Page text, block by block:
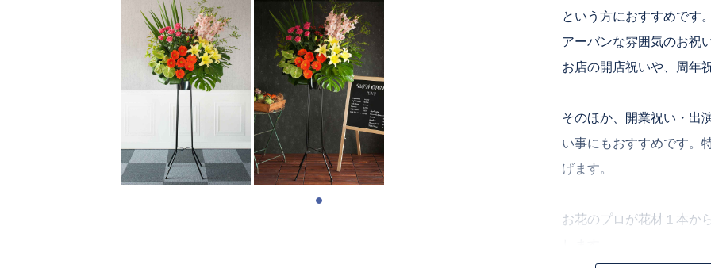
という方におすすめです。
アーバンな雰囲気のお祝
お店の開店祝いや、周年
そのほか、開業祝い・出
い事にもおすすめです。
げます。
お花のプロが花材１本か